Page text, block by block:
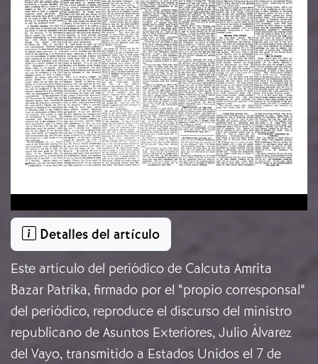
Detalles del artículo
Este artículo del periódico de Calcuta Amrita
Bazar Patrika, firmado por el “propio corresponsal”
del periódico, reproduce el discurso del ministro
republicano de Asuntos Exteriores, Julio Álvarez
del Vayo, transmitido a Estados Unidos el 7 de